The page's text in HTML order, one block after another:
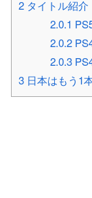
2 タイトル紹介
2.0.1
2.0.2
2.0.3
3 日本はもう1